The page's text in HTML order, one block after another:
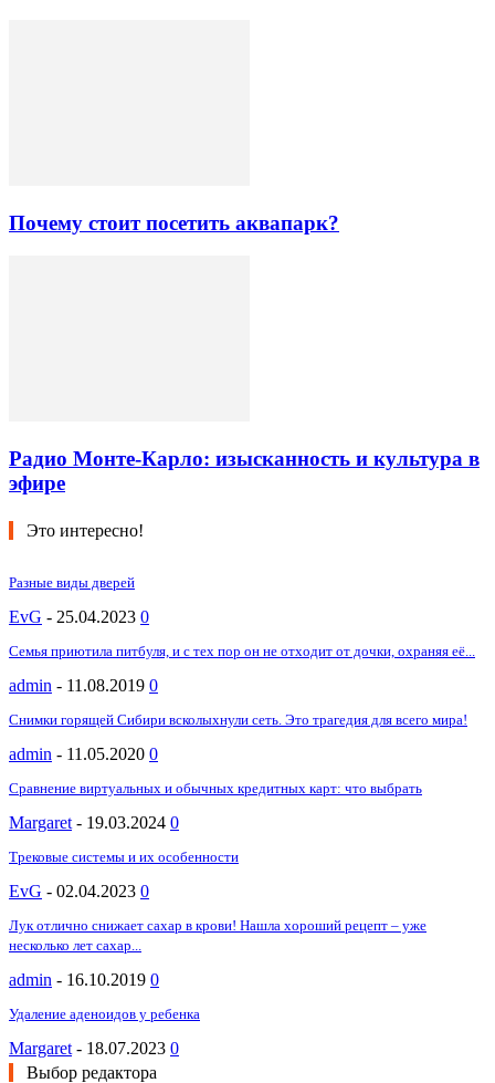
Почему стоит посетить аквапарк?
Радио Монте-Карло: изысканность и культура в
эфире
Это интересно!
Разные виды дверей
EvG - 25.04.2023 0
Семья приютила питбуля, и с тех пор он не отходит от дочки, охраняя её...
admin - 11.08.2019 0
Снимки горящей Сибири всколыхнули сеть. Это трагедия для всего мира!
admin - 11.05.2020 0
Сравнение виртуальных и обычных кредитных карт: что выбрать
Margaret - 19.03.2024 0
Трековые системы и их особенности
EvG - 02.04.2023 0
Лук отлично снижает сахар в крови! Нашла хороший рецепт – уже
несколько лет сахар...
admin - 16.10.2019 0
Удаление аденоидов у ребенка
Margaret - 18.07.2023 0
Выбор редактора